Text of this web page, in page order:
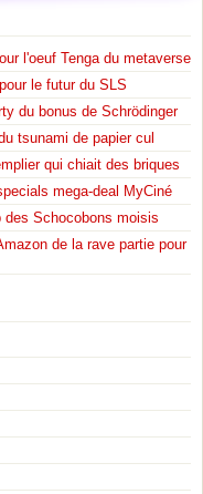
l'oeuf Tenga du metaverse
le futur du SLS
du bonus de Schrödinger
tsunami de papier cul
qui chiait des briques
mega-deal MyCiné
des Schocobons moisis
de la rave partie pour